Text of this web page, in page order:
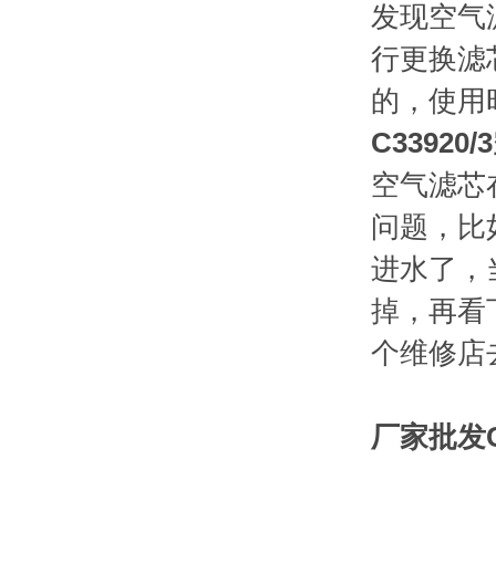
发现空气
行更换滤
的，使用
C33920/
空气滤芯
问题，比
进水了，
掉，再看
个维修店
厂家批发